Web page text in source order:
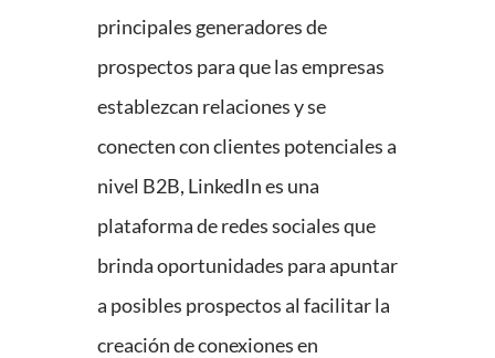
principales generadores de
prospectos para que las empresas
establezcan relaciones y se
conecten con clientes potenciales a
nivel B2B, LinkedIn es una
plataforma de redes sociales que
brinda oportunidades para apuntar
a posibles prospectos al facilitar la
creación de conexiones en